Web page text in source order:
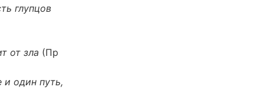
глупцов
от зла (Пр
один путь,